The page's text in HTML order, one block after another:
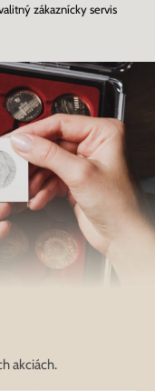
zákaznícky servis
akciách.